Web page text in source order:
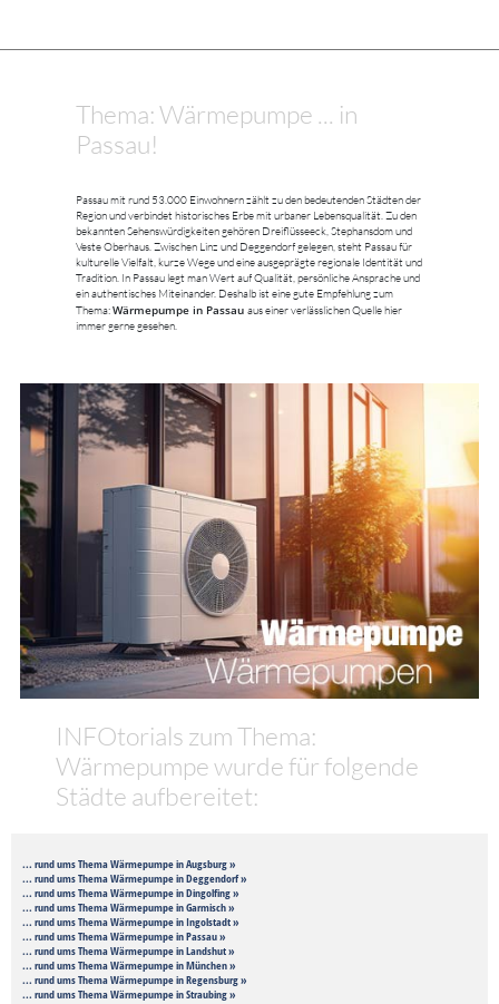
Thema: Wärmepumpe ... in
Passau!
Passau mit rund 53.000 Einwohnern zählt zu den bedeutenden Städten der
Region und verbindet historisches Erbe mit urbaner Lebensqualität. Zu den
bekannten Sehenswürdigkeiten gehören Dreiflüsseeck, Stephansdom und
Veste Oberhaus. Zwischen Linz und Deggendorf gelegen, steht Passau für
kulturelle Vielfalt, kurze Wege und eine ausgeprägte regionale Identität und
Tradition. In Passau legt man Wert auf Qualität, persönliche Ansprache und
ein authentisches Miteinander. Deshalb ist eine gute Empfehlung zum
Thema:Wärmepumpe in Passau aus einer verlässlichen Quelle hier
immer gerne gesehen.
INFOtorials zum Thema:
Wärmepumpe wurde für folgende
Städte aufbereitet:
... rund ums Thema Wärmepumpe in Augsburg »
... rund ums Thema Wärmepumpe in Deggendorf »
... rund ums Thema Wärmepumpe in Dingolfing »
... rund ums Thema Wärmepumpe in Garmisch »
... rund ums Thema Wärmepumpe in Ingolstadt »
... rund ums Thema Wärmepumpe in Passau »
... rund ums Thema Wärmepumpe in Landshut »
... rund ums Thema Wärmepumpe in München »
... rund ums Thema Wärmepumpe in Regensburg »
... rund ums Thema Wärmepumpe in Straubing »